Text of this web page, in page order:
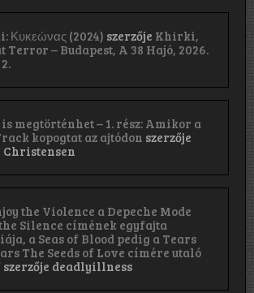
Κ​υ​κ​ε​ώ​ν​α​ς (2024) szerzője Khirki,
Terror – Budapest, A 38 Hajó, 2026.
megtörténhet – 1. rész: Amikor a
kopogtat az ajtódon szerzője
Christensen
the Violence a Depeche Mode
Silence címének egyfajta
a Seas of Blood pedig a Tears
The Seeds of Love címére utaló
szerzője deadlyillness